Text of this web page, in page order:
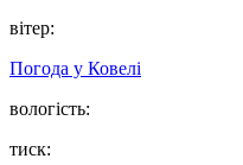
вітер:
Погода у Ковелі
вологість:
тиск: